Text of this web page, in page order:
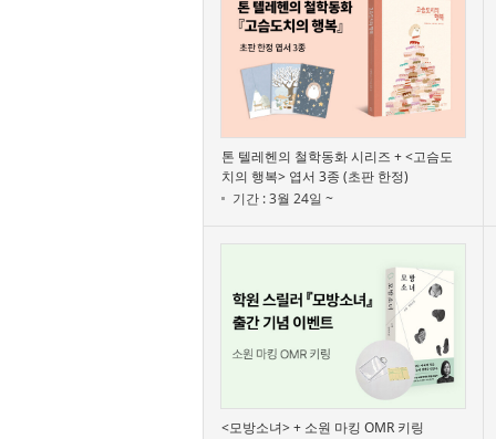
톤 텔레헨의 철학동화 시리즈 + <고슴도
치의 행복> 엽서 3종 (초판 한정)
기간 : 3월 24일 ~
<모방소녀> + 소원 마킹 OMR 키링